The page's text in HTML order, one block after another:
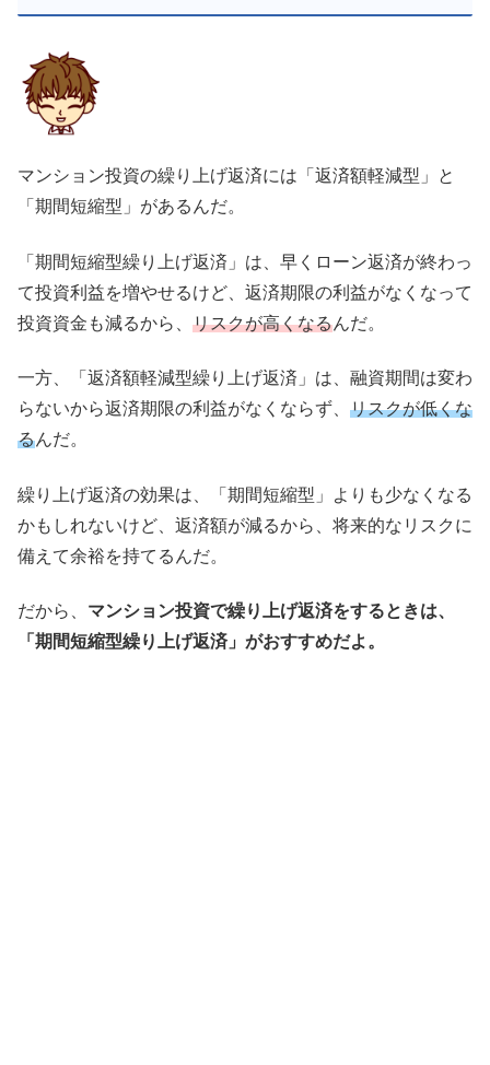
マンション投資の繰り上げ返済には「返済額軽減型」と
「期間短縮型」があるんだ。
「期間短縮型繰り上げ返済」は、早くローン返済が終わっ
て投資利益を増やせるけど、返済期限の利益がなくなって
投資資金も減るから、 リスクが高くなるんだ。
一方、「返済額軽減型繰り上げ返済」は、融資期間は変わ
らないから返済期限の利益がなくならず、 リスクが低くな
るんだ。
繰り上げ返済の効果は、「期間短縮型」よりも少なくなる
かもしれないけど、返済額が減るから、将来的なリスクに
備えて余裕を持てるんだ。
だから、 マンション投資で繰り上げ返済をするときは、
「期間短縮型繰り上げ返済」がおすすめだよ。